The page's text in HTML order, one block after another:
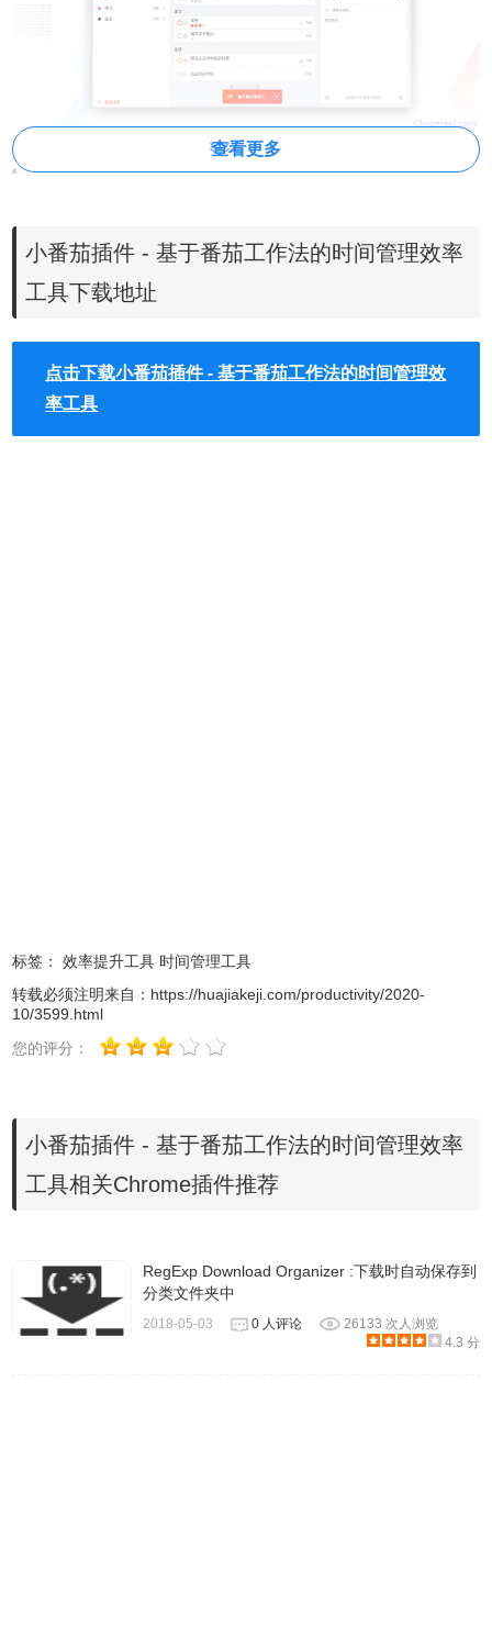
1、针对不同情景的计时器模式
2、历史记录专注数总结
3、迷你计时器
小番茄插件安装使用
查看更多
小番茄插件 - 基于番茄工作法的时间管理效率
工具下载地址
点击下载小番茄插件 - 基于番茄工作法的时间管理效
率工具
标签： 效率提升工具 时间管理工具
转载必须注明来自： https://huajiakeji.com/productivity/2020-
10/3599.html
您的评分：
小番茄插件 - 基于番茄工作法的时间管理效率
工具相关Chrome插件推荐
RegExp Download Organizer :下载时自动保存到
分类文件夹中
2018-05-03 0 人评论
26133 次人浏览
4.3 分